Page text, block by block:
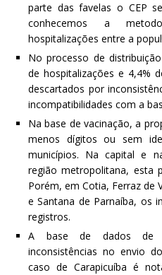
parte das favelas o CEP
conhecemos a
hospitalizações entre a
No processo de
de hospitalizações e 4,4%
descartados por
incompatibilidades com a
Na base de vacinação, a
menos dígitos ou sem
municípios. Na capital e
região metropolitana, esta
Porém, em Cotia, Ferraz de
e Santana de Parnaíba, os
registros.
A base de dados de
inconsistências no envio
caso de Carapicuíba é